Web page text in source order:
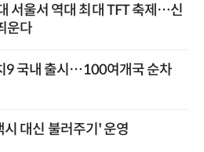
서울서 역대 최대 TFT 축제…신
운다
9 국내 출시…100여개국 순차
대신 불러주기' 운영